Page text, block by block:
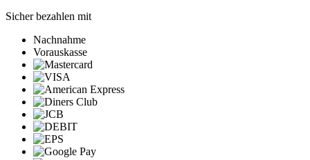
Sicher bezahlen mit
Nachnahme
Vorauskasse